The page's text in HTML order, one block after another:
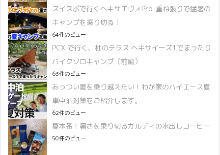
スイスポで行くヘキサエヴォPro. 重ね張りで猛暑の
キャンプを乗り切る！
64件のビュー
PCX で行く、杜のテラス ヘキサイーズ1でまったり
バイクソロキャンプ（前編）
63件のビュー
あっつい夏を乗り越えたい！わが家のハイエース夏
車中泊対策をご紹介します。
62件のビュー
夏本番！暑さを乗り切るカルディの水出しコーヒー
50件のビュー